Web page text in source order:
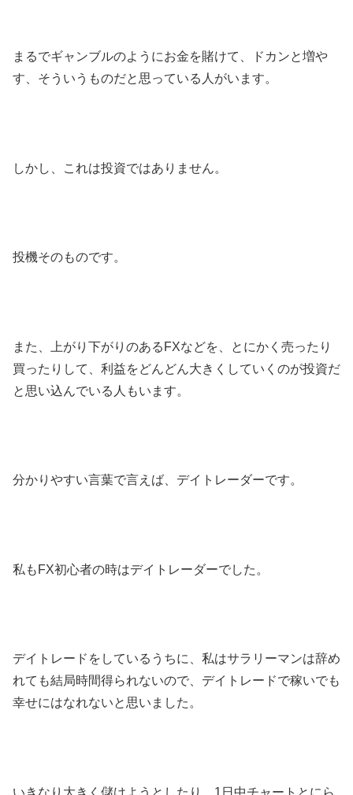
まるでギャンブルのようにお金を賭けて、ドカンと増や
す、そういうものだと思っている人がいます。
しかし、これは投資ではありません。
投機そのものです。
また、上がり下がりのあるFXなどを、とにかく売ったり
買ったりして、利益をどんどん大きくしていくのが投資だ
と思い込んでいる人もいます。
分かりやすい言葉で言えば、デイトレーダーです。
私もFX初心者の時はデイトレーダーでした。
デイトレードをしているうちに、私はサラリーマンは辞め
れても結局時間得られないので、デイトレードで稼いでも
幸せにはなれないと思いました。
いきなり大きく儲けようとしたり、1日中チャートとにら